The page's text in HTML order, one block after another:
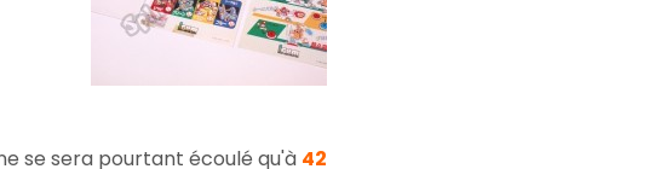
se sera pourtant écoulé qu'à 42